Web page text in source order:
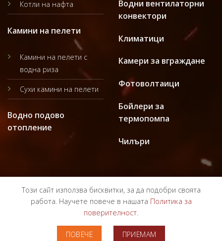
Котли на нафта
Камини на пелети
Камини на пелети с
водна риза
Сухи камини на пелети
Водно подово
отопление
Водни вентилаторни
конвектори
Климатици
Камери за вграждане
Фотоволтаици
Бойлери за
термопомпа
Чилъри
Copyright 2024 ©Bulgarterm.bg Всички права запазени!
Този сайт използва бисквитки, за да подобри своята
работа. Научете повече в нашата Политика за
поверителност.
ПОВЕЧЕ ПРИЕМАМ